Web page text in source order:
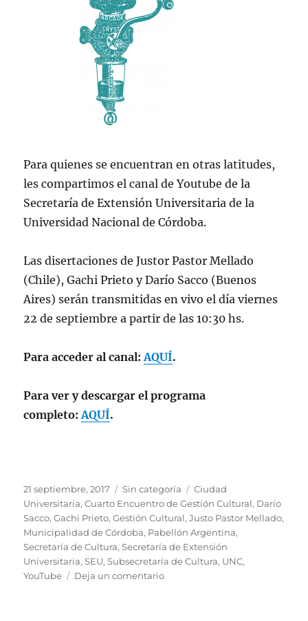
Para quienes se encuentran en otras latitudes,
les compartimos el canal de Youtube de la
Secretaría de Extensión Universitaria de la
Universidad Nacional de Córdoba.
Las disertaciones de Justor Pastor Mellado
(Chile), Gachi Prieto y Darío Sacco (Buenos
Aires) serán transmitidas en vivo el día viernes
22 de septiembre a partir de las 10:30 hs.
Para acceder al canal:AQUÍ.
Para ver y descargar el programa
completo:AQUÍ.
Publicado
el
21 septiembre, 2017 Categorías
Sin categoría Etiquetas
Ciudad
Universitaria,Cuarto Encuentro de Gestión Cultural, Darío
Sacco,Gachi Prieto,Gestión Cultural,Justo Pastor Mellado,
Municipalidad de Córdoba, Pabellón Argentina,
Secretaría de Cultura,Secretaría de Extensión
Universitaria,SEU,Subsecretaría de Cultura, UNC,
YouTube
Deja un comentarioen